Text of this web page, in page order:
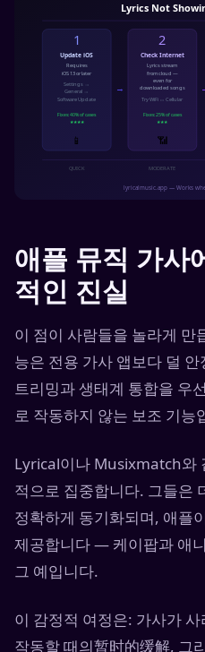
애플 뮤직 가사
적인 진실
이 점이 사람들을 놀라게 만
능은 전용 가사 앱보다 덜
트리밍과 생태계 통합을 우
로 작동하지 않는 보조 기능
Lyrical이나 Musixmatch와
적으로 집중합니다. 그들은
정확하게 동기화되며, 애플
제공합니다 — 케이팝과 애
그 예입니다.
이 감정적 여정은: 가사가
작동할 때의暂时的缓解, 그